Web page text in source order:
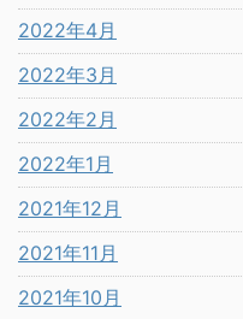
2022年4月
2022年3月
2022年2月
2022年1月
2021年12月
2021年11月
2021年10月